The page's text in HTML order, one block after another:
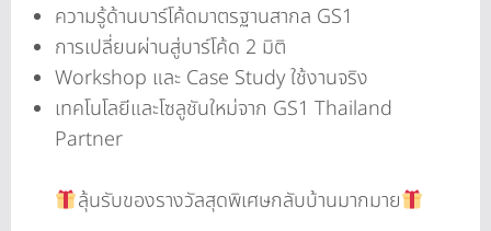
ความรู้ด้านบาร์โค้ดมาตรฐานสากล GS1
การเปลี่ยนผ่านสู่บาร์โค้ด 2 มิติ
Workshop และ Case Study ใช้งานจริง
เทคโนโลยีและโซลูชันใหม่จาก GS1 Thailand
Partner
ลุ้นรับของรางวัลสุดพิเศษกลับบ้านมากมาย